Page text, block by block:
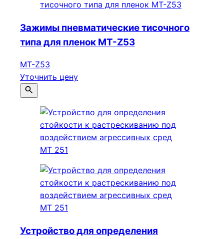
Зажимы пневматические тисочного
типа для пленок МТ-Z53
МТ-Z53
Уточнить цену
Устройство для определения